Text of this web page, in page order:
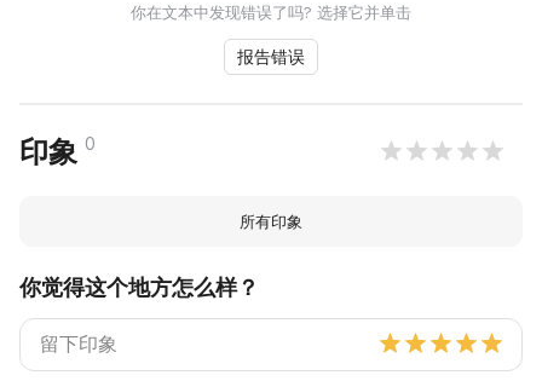
你在文本中发现错误了吗? 选择它并单击
报告错误
印象 0
所有印象
你觉得这个地方怎么样？